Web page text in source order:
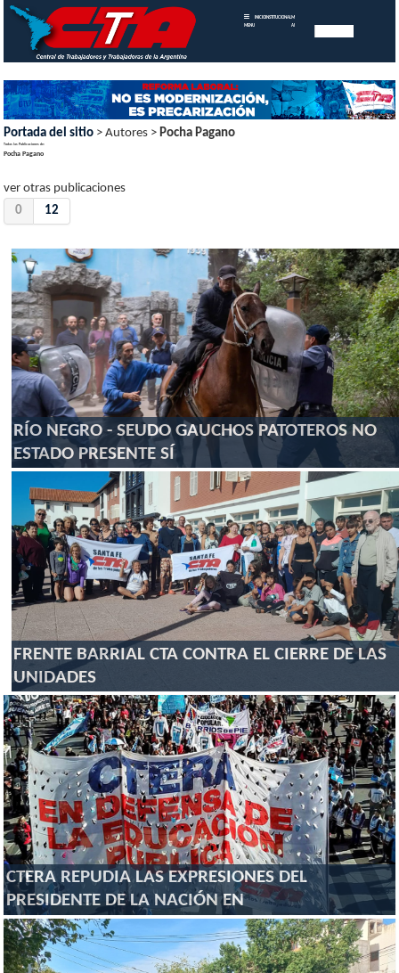
MENU
INICIOINSTITUCIONAL MEMORIAS
ANUALES
Portada del sitio > Autores > Pocha Pagano
Todas las Publicaciones de:
Pocha Pagano
ver otras publicaciones
0
12
RÍO NEGRO - SEUDO GAUCHOS PATOTEROS NO
ESTADO PRESENTE SÍ
FRENTE BARRIAL CTA CONTRA EL CIERRE DE LAS
UNIDADES
CTERA REPUDIA LAS EXPRESIONES DEL
PRESIDENTE DE LA NACIÓN EN